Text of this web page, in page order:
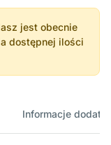
jest obecnie
dostępnej ilości
Informacje